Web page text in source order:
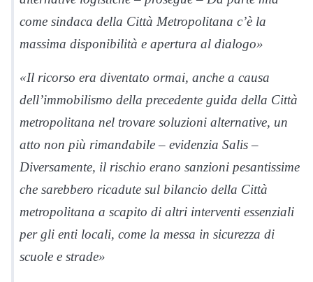
come sindaca della Città Metropolitana c’è la
massima disponibilità e apertura al dialogo»
«Il ricorso era diventato ormai, anche a causa
dell’immobilismo della precedente guida della Città
metropolitana nel trovare soluzioni alternative, un
atto non più rimandabile – evidenzia Salis –
Diversamente, il rischio erano sanzioni pesantissime
che sarebbero ricadute sul bilancio della Città
metropolitana a scapito di altri interventi essenziali
per gli enti locali, come la messa in sicurezza di
scuole e strade»